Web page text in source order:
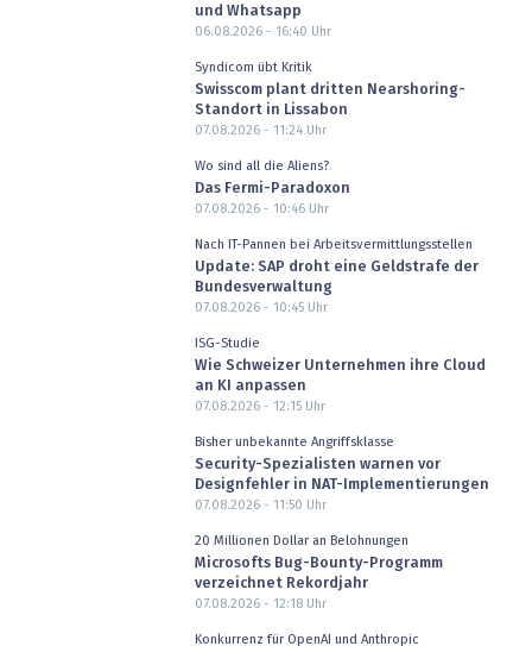
und Whatsapp
06.08.2026 - 16:40 Uhr
Syndicom übt Kritik
Swisscom plant dritten Nearshoring-
Standort in Lissabon
07.08.2026 - 11:24Uhr
Wo sind all die Aliens?
Das Fermi-Paradoxon
07.08.2026 - 10:46Uhr
Nach IT-Pannen bei Arbeitsvermittlungsstellen
Update: SAP droht eine Geldstrafe der
Bundesverwaltung
07.08.2026 - 10:45Uhr
ISG-Studie
Wie Schweizer Unternehmen ihre Cloud
an KI anpassen
07.08.2026 - 12:15Uhr
Bisher unbekannte Angriffsklasse
Security-Spezialisten warnen vor
Designfehler in NAT-Implementierungen
07.08.2026 - 11:50 Uhr
20 Millionen Dollar an Belohnungen
Microsofts Bug-Bounty-Programm
verzeichnet Rekordjahr
07.08.2026 - 12:18Uhr
Konkurrenz für OpenAI und Anthropic